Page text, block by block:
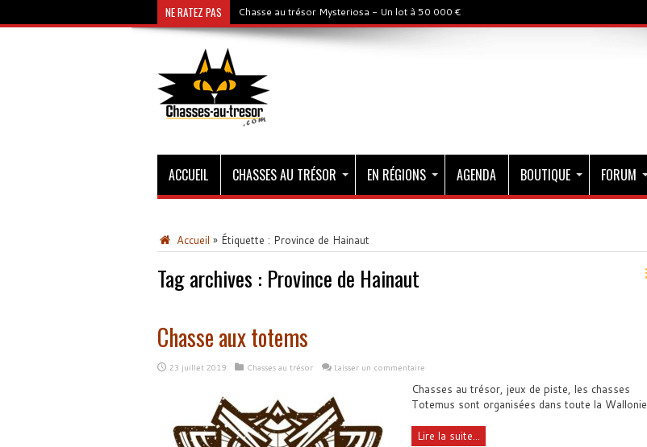
NE RATEZ PAS Chasse au trésor Mysteriosa - Un lot à 50 000 €
ACCUEIL CHASSES AU TRÉSOR EN RÉGIONS AGENDA BOUTIQUE FORUM
Accueil » Étiquette : Province de Hainaut
Tag archives : Province de Hainaut
Chasse aux totems
23 juillet 2019 Chasses au trésor Laisser un commentaire
Chasses au trésor, jeux de piste, les chasses
Totemus sont organisées dans toute la Wallonie
Lire la suite...